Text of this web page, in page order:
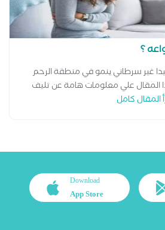
؟
غير سرطاني ينمو في منطقة الرحم
المقال علي معلومات هامة عن تليف
المقال كامل
Download
App Store